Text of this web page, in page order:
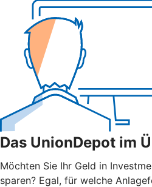
Das UnionDepot im
Möchten Sie Ihr Geld in
sparen? Egal, für welche